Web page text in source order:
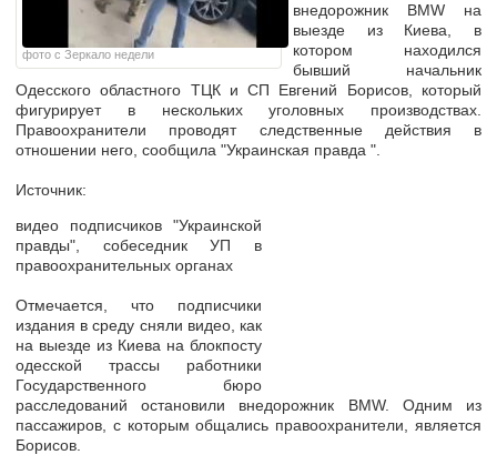
фото с Зеркало недели
внедорожник BMW на
выезде из Киева, в
котором находился
бывший начальник
Одесского областного ТЦК и СП Евгений Борисов, который
фигурирует в нескольких уголовных производствах.
Правоохранители проводят следственные действия в
отношении него, сообщила "Украинская правда ".
Источник:
видео подписчиков "Украинской
правды", собеседник УП в
правоохранительных органах
Отмечается, что подписчики
издания в среду сняли видео, как
на выезде из Киева на блокпосту
одесской трассы работники
Государственного бюро
расследований остановили внедорожник BMW. Одним из
пассажиров, с которым общались правоохранители, является
Борисов.